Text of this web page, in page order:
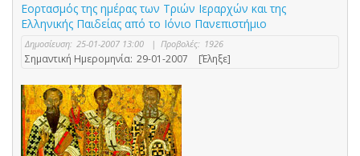
Εορτασμός της ημέρας των Τριών Ιεραρχών και της
Ελληνικής Παιδείας από το Ιόνιο Πανεπιστήμιο
Δημοσίευση: 25-01-2007 13:00 | Προβολές: 1926
Σημαντική Ημερομηνία: 29-01-2007 [Έληξε]